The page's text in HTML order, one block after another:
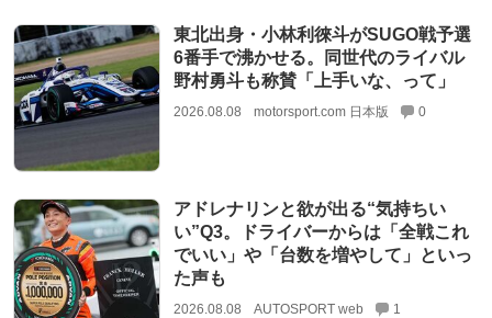
東北出身・小林利徠斗がSUGO戦予選
6番手で沸かせる。同世代のライバル
野村勇斗も称賛「上手いな、って」
2026.08.08 motorsport.com 日本版 0
アドレナリンと欲が出る“気持ちい
い”Q3。ドライバーからは「全戦これ
でいい」や「台数を増やして」といっ
た声も
2026.08.08 AUTOSPORT web 1